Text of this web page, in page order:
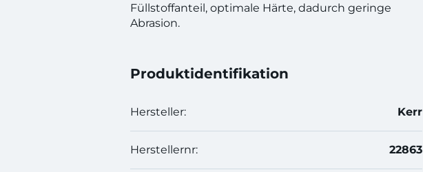
Füllstoffanteil, optimale Härte, dadurch geringe
Abrasion.
Produktidentifikation
Hersteller: Kerr
Herstellernr: 22863